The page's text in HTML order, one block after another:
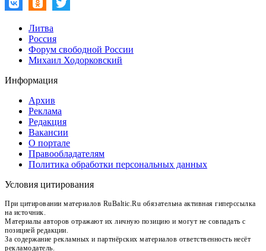
Литва
Россия
Форум свободной России
Михаил Ходорковский
Информация
Архив
Реклама
Редакция
Вакансии
О портале
Правообладателям
Политика обработки персональных данных
Условия цитирования
При цитировании материалов RuBaltic.Ru обязательна активная гиперссылка
на источник.
Материалы авторов отражают их личную позицию и могут не совпадать с
позицией редакции.
За содержание рекламных и партнёрских материалов ответственность несёт
рекламодатель.